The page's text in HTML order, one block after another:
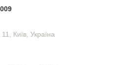
Київ, Україна